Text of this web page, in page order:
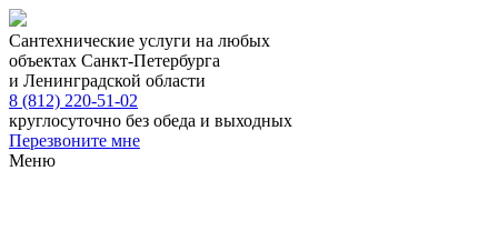
Сантехнические услуги на любых
объектах Санкт-Петербурга
и Ленинградской области
8 (812) 220-51-02
круглосуточно без обеда и выходных
Перезвоните мне
Меню